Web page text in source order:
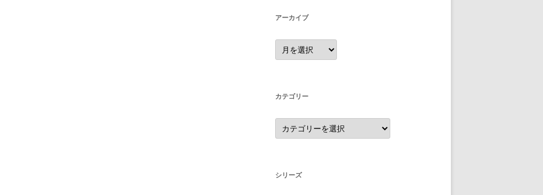
アーカイブ
ア
ー
カ
カテゴリー
カ
テ
ゴ
シリーズ